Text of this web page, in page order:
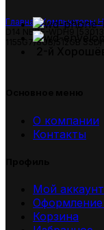
ГлавнаяКомпьютеры
D14 NBDE-WDH9
1155G7/8GB/512GB SSD/
О компании
Контакты
Мой аккаунт
Оформление
Корзина